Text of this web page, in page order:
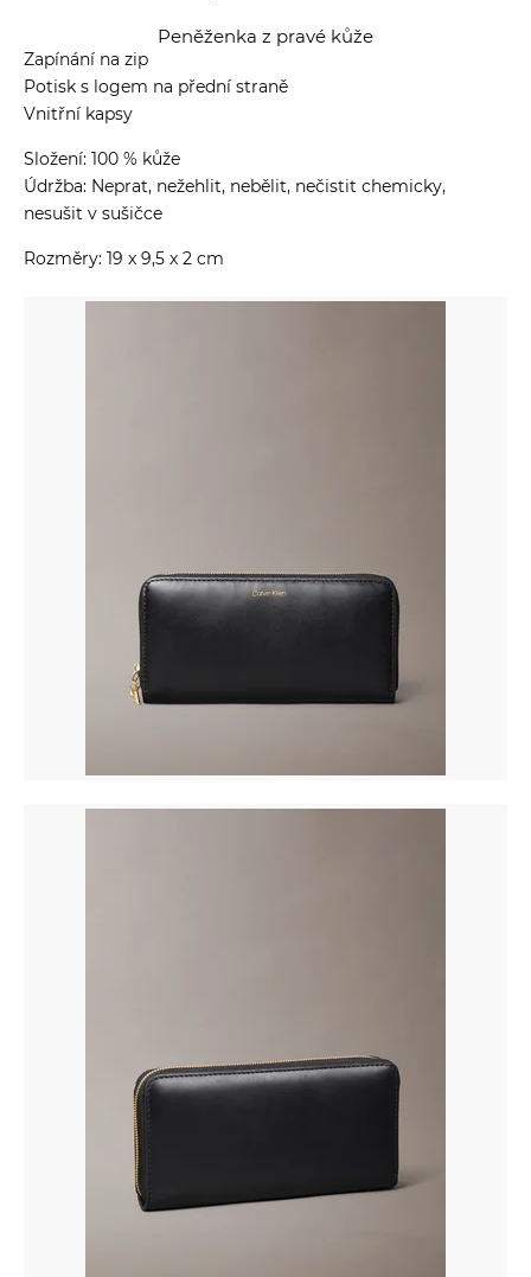
Peněženka z pravé kůže
Zapínání na zip
Potisk s logem na přední straně
Vnitřní kapsy
Složení: 100 % kůže
Údržba: Neprat, nežehlit, nebělit, nečistit chemicky,
nesušit v sušičce
Rozměry: 19 x 9,5 x 2 cm